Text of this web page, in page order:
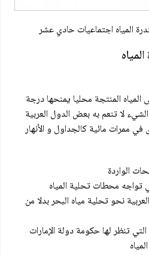
المياه اجتماعيات حادي عشر
المياه المنتجة محليا يمنحها درجة
لا تنعم به بعض الدول العربية
ممرات مائية كالجداول و الأنهار
الواردة
تواجه محطات تحلية المياه
نحو تحلية مياه البحر بدلا من
تنظر لها حكومة دولة الإمارات